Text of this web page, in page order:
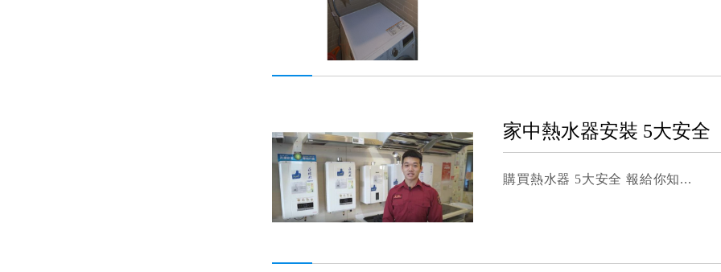
家中熱水器安裝 5大安全
購買熱水器 5大安全 報給你知